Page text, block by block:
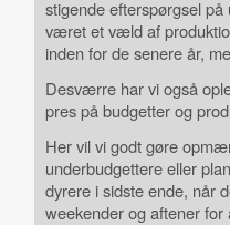
stigende efterspørgsel
været et væld af
inden for de senere år,
Desværre har vi også
pres på budgetter og
Her vil vi godt gøre
underbudgettere eller
dyrere i sidste ende, når
weekender og aftener for